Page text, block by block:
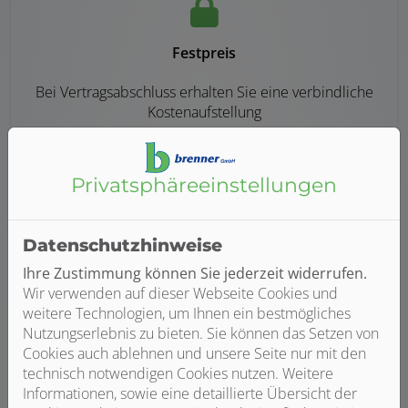
Festpreis
Bei Vertragsabschluss erhalten Sie eine verbindliche
Kostenaufstellung
Kreativ und voller Ideen erarbeiten wir für Sie eine
individuelle Planung nach Maß und Bedarf
Privatsphäre­einstellungen
Datenschutzhinweise
Ihre Zustimmung können Sie jederzeit widerrufen.
Wir verwenden auf dieser Webseite Cookies und
weitere Technologien, um Ihnen ein bestmögliches
Nutzungserlebnis zu bieten. Sie können das Setzen von
Cookies auch ablehnen und unsere Seite nur mit den
technisch notwendigen Cookies nutzen. Weitere
Informationen, sowie eine detaillierte Übersicht der